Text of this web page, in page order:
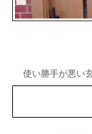
使い勝手が悪い